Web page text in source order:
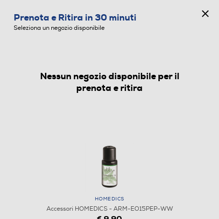
ACCESSORI
Prenota e Ritira in 30 minuti
Seleziona un negozio disponibile
Nessun negozio disponibile per il
prenota e ritira
HOMEDICS
Accessori HOMEDICS - ARM-EO15PEP-WW